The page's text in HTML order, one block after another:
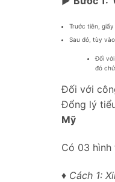
Trước tiên,
Sau đó, tùy
Đối
đó
Đối với
Đổng lý
Mỹ
Có 03 hình
♦ Cách 1: